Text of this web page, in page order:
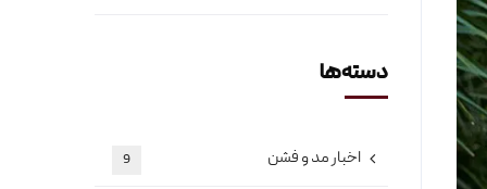
دسته‌ها
اخبار مد و فشن 9